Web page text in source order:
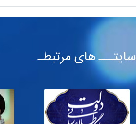
سایتـــ های مرتبطـ